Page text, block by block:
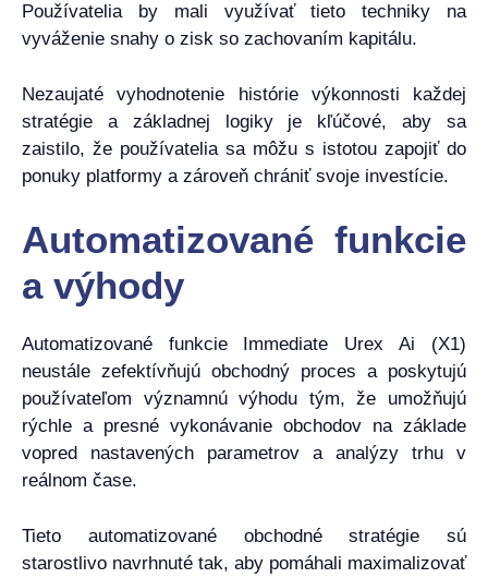
Používatelia by mali využívať tieto techniky na
vyváženie snahy o zisk so zachovaním kapitálu.
Nezaujaté vyhodnotenie histórie výkonnosti každej
stratégie a základnej logiky je kľúčové, aby sa
zaistilo, že používatelia sa môžu s istotou zapojiť do
ponuky platformy a zároveň chrániť svoje investície.
Automatizované funkcie
a výhody
Automatizované funkcie Immediate Urex Ai (X1)
neustále zefektívňujú obchodný proces a poskytujú
používateľom významnú výhodu tým, že umožňujú
rýchle a presné vykonávanie obchodov na základe
vopred nastavených parametrov a analýzy trhu v
reálnom čase.
Tieto automatizované obchodné stratégie sú
starostlivo navrhnuté tak, aby pomáhali maximalizovať